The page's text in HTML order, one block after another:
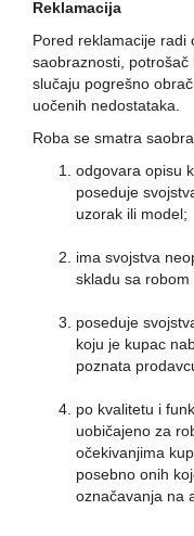
Reklamacija
Pored reklamacije radi
saobraznosti,
slučaju pogrešno
uočenih nedostataka.
Roba se smatra
odgovara opisu
poseduje
uzorak ili model;
ima svojstva
skladu sa robom
poseduje
koju je kupac
poznata
po kvalitetu i
uobičajeno za
očekivanjima
posebno onih
označavanja na